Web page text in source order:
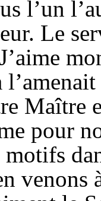
l’un
Le
Maître
pour
venons